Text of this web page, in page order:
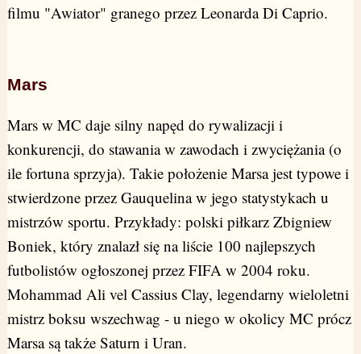
filmu "Awiator" granego przez Leonarda Di Caprio.
Mars
Mars w MC daje silny napęd do rywalizacji i
konkurencji, do stawania w zawodach i zwyciężania (o
ile fortuna sprzyja). Takie położenie Marsa jest typowe i
stwierdzone przez Gauquelina w jego statystykach u
mistrzów sportu. Przykłady: polski piłkarz Zbigniew
Boniek, który znalazł się na liście 100 najlepszych
futbolistów ogłoszonej przez FIFA w 2004 roku.
Mohammad Ali vel Cassius Clay, legendarny wieloletni
mistrz boksu wszechwag - u niego w okolicy MC prócz
Marsa są także Saturn i Uran.